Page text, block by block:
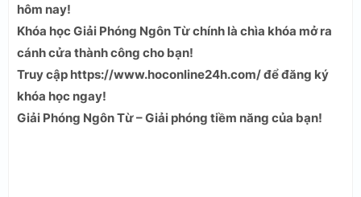
hôm nay!
Khóa học Giải Phóng Ngôn Từ chính là chìa khóa mở ra
cánh cửa thành công cho bạn!
Truy cập https://www.hoconline24h.com/ để đăng ký
khóa học ngay!
Giải Phóng Ngôn Từ – Giải phóng tiềm năng của bạn!